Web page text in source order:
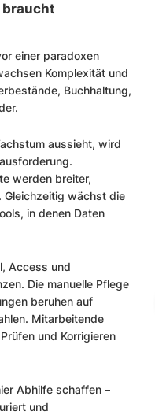
einer paradoxen
Komplexität und
Buchhaltung,
aussieht, wird
werden breiter,
Gleichzeitig wächst die
in denen Daten
Access und
Die manuelle Pflege
beruhen auf
Mitarbeitende
und Korrigieren
Abhilfe schaffen –
und